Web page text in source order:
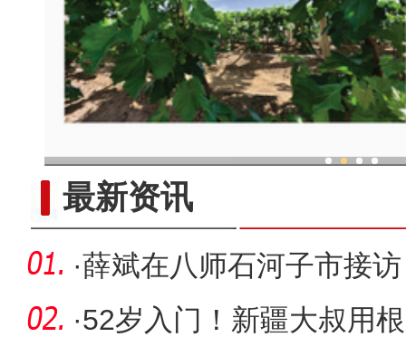
最新资讯
·薛斌在八师石河子市接访
·52岁入门！新疆大叔用